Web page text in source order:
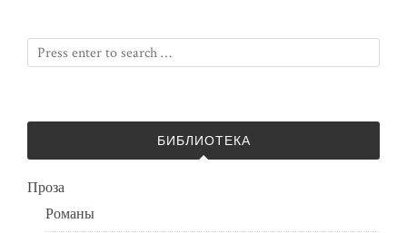
БИБЛИОТЕКА
Проза
Романы